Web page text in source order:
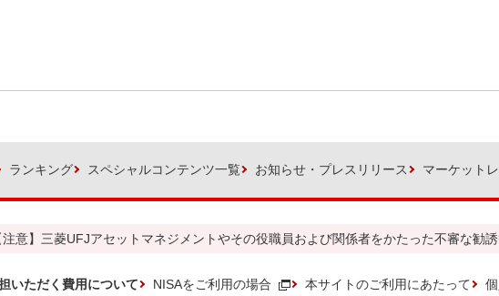
ランキング スペシャルコンテンツ一覧 お知らせ・プレスリリース マーケット
注意】三菱UFJアセットマネジメントやその役職員および関係者をかたった不審な勧
いただく費用について NISAをご利用の場合 本サイトのご利用にあたって